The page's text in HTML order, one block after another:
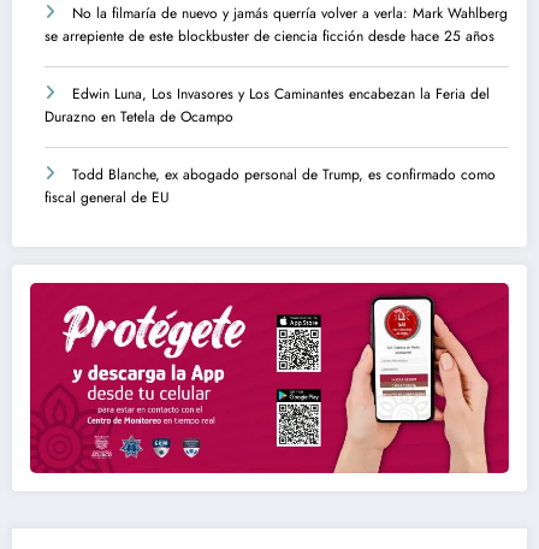
No la filmaría de nuevo y jamás querría volver a verla: Mark Wahlberg
se arrepiente de este blockbuster de ciencia ficción desde hace 25 años
Edwin Luna, Los Invasores y Los Caminantes encabezan la Feria del
Durazno en Tetela de Ocampo
Todd Blanche, ex abogado personal de Trump, es confirmado como
fiscal general de EU